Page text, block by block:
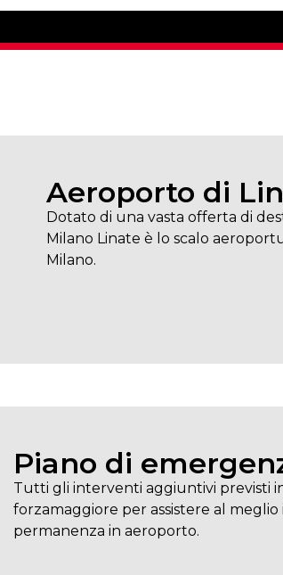
Aeroporto di
Dotato di una vasta offerta di
Milano Linate è lo scalo
Milano.
Piano di
Tutti gli interventi aggiuntivi previsti
forzamaggiore per assistere al
permanenza in aeroporto.